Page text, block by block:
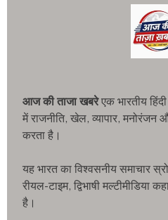
आज की ताजा खबरेएक भारतीय
में राजनीति, खेल, व्यापार, मनोरंजन
करता है।
यह भारत का विश्वसनीय समाचार
रीयल-टाइम, द्विभाषी मल्टीमीडिया
है।